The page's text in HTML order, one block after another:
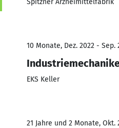
10 Monate, Dez. 2022 - Sep.
EKS Keller
21 Jahre und 2 Monate, Okt.